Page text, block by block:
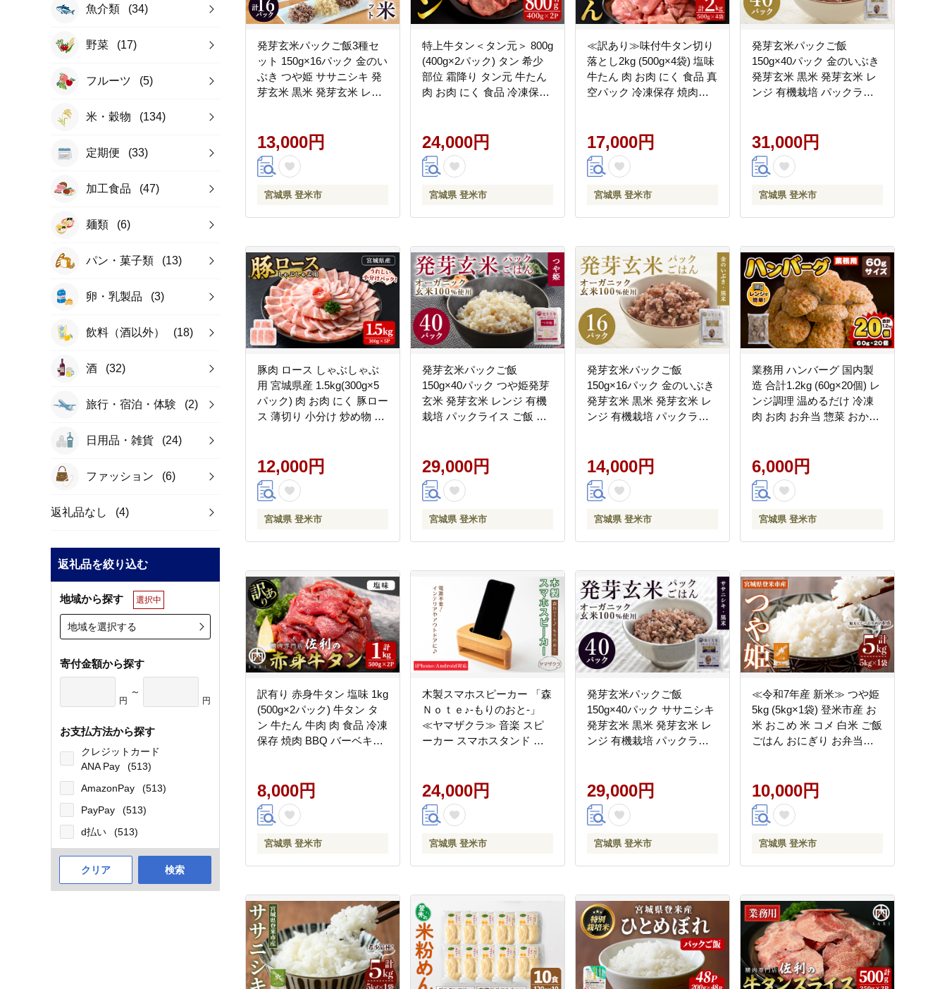
魚介類 (34)
野菜 (17)
フルーツ (5)
米・穀物 (134)
定期便 (33)
加工食品 (47)
麺類 (6)
パン・菓子類 (13)
卵・乳製品 (3)
飲料（酒以外） (18)
酒 (32)
旅行・宿泊・体験 (2)
日用品・雑貨 (24)
ファッション (6)
返礼品なし (4)
返礼品を絞り込む
地域から探す 選択中
地域を選択する
寄付金額から探す
円
～
円
お支払方法から探す
クレジットカード
ANA Pay
(513)
AmazonPay
(513)
PayPay
(513)
d払い
(513)
クリア 検索
発芽玄米パックご飯3種セ
ット 150g×16パック 金のい
ぶき つや姫 ササニシキ 発
芽玄米 黒米 発芽玄米 レン
園ファーミン株式会社】
tm114
13,000円
宮城県 登米市
特上牛タン＜タン元＞ 800g
(400g×2パック) タン 希少
部位 霜降り タン元 牛たん
肉 お肉 にく 食品 冷凍保存
利中江店】tm314
24,000円
宮城県 登米市
≪訳あり≫味付牛タン切り
落とし2kg (500g×4袋) 塩味
牛たん 肉 お肉 にく 食品 真
空パック 冷凍保存 焼肉
17,000円
宮城県 登米市
発芽玄米パックご飯
150g×40パック 金のいぶき
発芽玄米 黒米 発芽玄米 レ
ンジ 有機栽培 パックライ
tm117
31,000円
宮城県 登米市
豚肉 ロース しゃぶしゃぶ
用 宮城県産 1.5kg(300g×5
パック) 肉 お肉 にく 豚ロー
ス 薄切り 小分け 炒め物 冷
12,000円
宮城県 登米市
発芽玄米パックご飯
150g×40パック つや姫発芽
玄米 発芽玄米 レンジ 有機
栽培 パックライス ご飯 米
29,000円
宮城県 登米市
発芽玄米パックご飯
150g×16パック 金のいぶき
発芽玄米 黒米 発芽玄米 レ
ンジ 有機栽培 パックライ
tm118
14,000円
宮城県 登米市
業務用 ハンバーグ 国内製
造 合計1.2kg (60g×20個) レ
ンジ調理 温めるだけ 冷凍
肉 お肉 お弁当 惣菜 おかず
6,000円
宮城県 登米市
訳有り 赤身牛タン 塩味 1kg
(500g×2パック) 牛タン タ
ン 牛たん 牛肉 肉 食品 冷凍
保存 焼肉 BBQ バーベキュ
利】tm374
8,000円
宮城県 登米市
木製スマホスピーカー 「森
Ｎｏｔｅ♪-もりのおと-」
≪ヤマザクラ≫ 音楽 スピ
ーカー スマホスタンド 置
寝室 リビング 書斎 【有限
会社ウッディアベ工芸】
tm001
24,000円
宮城県 登米市
発芽玄米パックご飯
150g×40パック ササニシキ
発芽玄米 黒米 発芽玄米 レ
ンジ 有機栽培 パックライ
tm121
29,000円
宮城県 登米市
≪令和7年産 新米≫ つや姫
5kg (5kg×1袋) 登米市産 お
米 おこめ 米 コメ 白米 ご飯
ごはん おにぎり お弁当
10,000円
宮城県 登米市